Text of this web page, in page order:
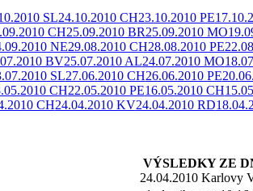
SL24.10.2010 CH23.10.2010 PE
CH25.09.2010 BR25.09.2010 MO
NE29.08.2010 CH28.08.2010 PE
BV25.07.2010 AL24.07.2010 MO
SL27.06.2010 CH26.06.2010 PE
CH22.05.2010 PE16.05.2010 CH
CH24.04.2010 KV24.04.2010 RD
VÝSLEDKY ZE
24.04.2010 Karlovy